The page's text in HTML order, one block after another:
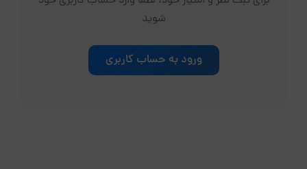
شوید
ورود به حساب کاربری